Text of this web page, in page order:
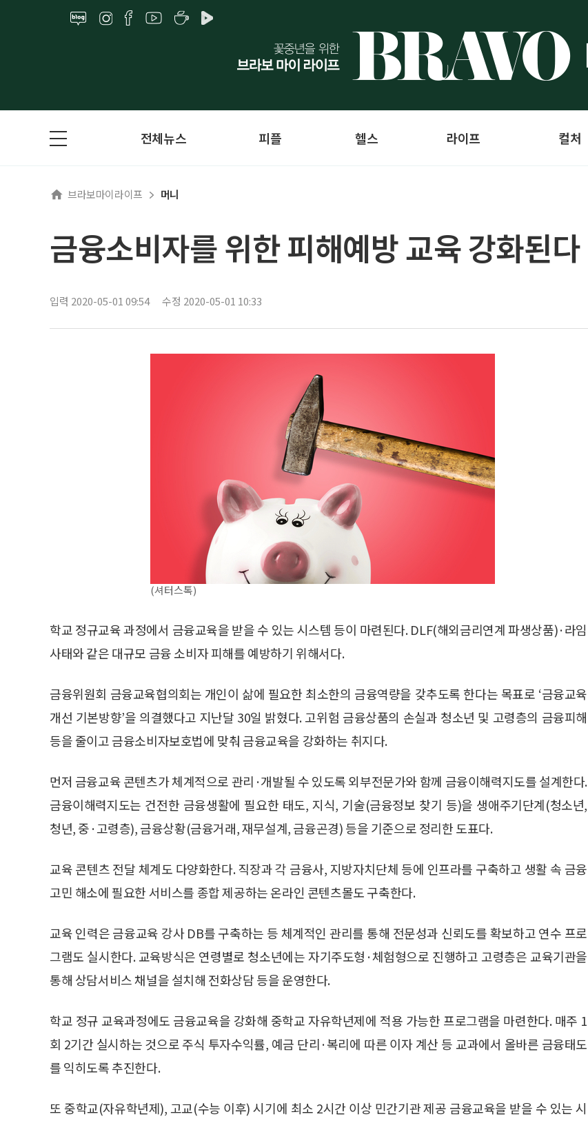
전체뉴스 피플 헬스 라이프 컬처
브라보마이라이프 머니
금융소비자를 위한 피해예방 교육 강화된다
입력 2020-05-01 09:54 수정 2020-05-01 10:33
(셔터스톡)
학교 정규교육 과정에서 금융교육을 받을 수 있는 시스템 등이 마련된다. DLF(해외금리연계 파생상품)·라임
사태와 같은 대규모 금융 소비자 피해를 예방하기 위해서다.
금융위원회 금융교육협의회는 개인이 삶에 필요한 최소한의 금융역량을 갖추도록 한다는 목표로 ‘금융교육
개선 기본방향’을 의결했다고 지난달 30일 밝혔다. 고위험 금융상품의 손실과 청소년 및 고령층의 금융피해
등을 줄이고 금융소비자보호법에 맞춰 금융교육을 강화하는 취지다.
먼저 금융교육 콘텐츠가 체계적으로 관리·개발될 수 있도록 외부전문가와 함께 금융이해력지도를 설계한다.
금융이해력지도는 건전한 금융생활에 필요한 태도, 지식, 기술(금융정보 찾기 등)을 생애주기단계(청소년,
청년, 중·고령층), 금융상황(금융거래, 재무설계, 금융곤경) 등을 기준으로 정리한 도표다.
교육 콘텐츠 전달 체계도 다양화한다. 직장과 각 금융사, 지방자치단체 등에 인프라를 구축하고 생활 속 금융
고민 해소에 필요한 서비스를 종합 제공하는 온라인 콘텐츠몰도 구축한다.
교육 인력은 금융교육 강사 DB를 구축하는 등 체계적인 관리를 통해 전문성과 신뢰도를 확보하고 연수 프로
그램도 실시한다. 교육방식은 연령별로 청소년에는 자기주도형·체험형으로 진행하고 고령층은 교육기관을
통해 상담서비스 채널을 설치해 전화상담 등을 운영한다.
학교 정규 교육과정에도 금융교육을 강화해 중학교 자유학년제에 적용 가능한 프로그램을 마련한다. 매주 1
회 2기간 실시하는 것으로 주식 투자수익률, 예금 단리·복리에 따른 이자 계산 등 교과에서 올바른 금융태도
를 익히도록 추진한다.
또 중학교(자유학년제), 고교(수능 이후) 시기에 최소 2시간 이상 민간기관 제공 금융교육을 받을 수 있는 시